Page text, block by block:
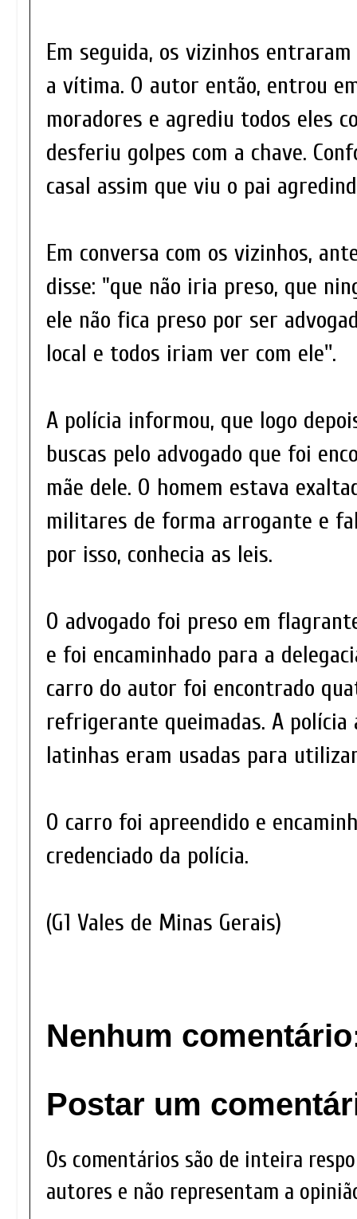
Em seguida, os vizinhos
a vítima. O autor então, entrou
moradores e agrediu todos eles
desferiu golpes com a chave.
casal assim que viu o pai
Em conversa com os vizinhos,
disse: "que não iria preso, que
ele não fica preso por ser
local e todos iriam ver com ele''.
A polícia informou, que logo
buscas pelo advogado que foi
mãe dele. O homem estava
militares de forma arrogante e
por isso, conhecia as leis.
O advogado foi preso em
e foi encaminhado para a
carro do autor foi encontrado
refrigerante queimadas. A polícia
latinhas eram usadas para
O carro foi apreendido e
credenciado da polícia.
(G1 Vales de Minas Gerais)
Nenhum
Postar um
Os comentários são de inteira
autores e não representam a